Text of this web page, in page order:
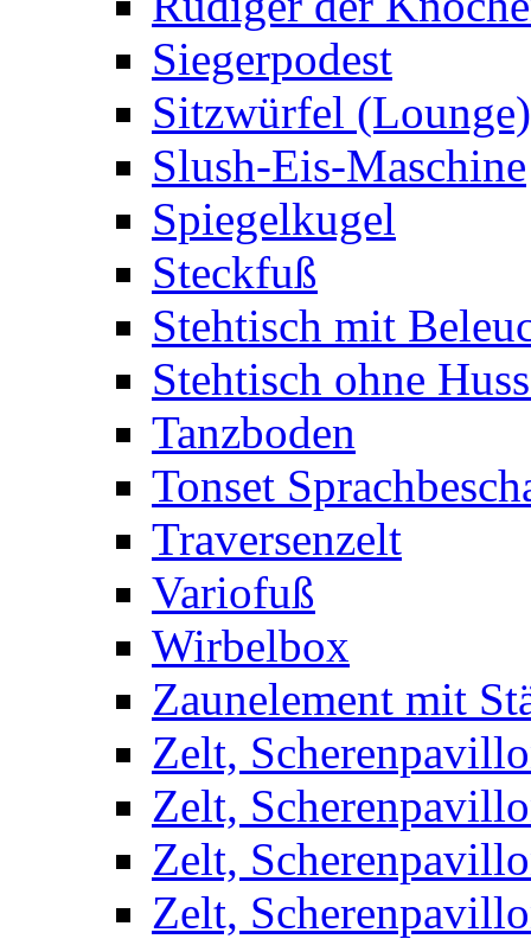
Siegerpodest
Sitzwürfel (Lounge)
Slush-Eis-Maschine
Spiegelkugel
Steckfuß
Stehtisch mit
Stehtisch ohne
Tanzboden
Tonset
Traversenzelt
Variofuß
Wirbelbox
Zaunelement mit
Zelt,
Zelt,
Zelt,
Zelt,